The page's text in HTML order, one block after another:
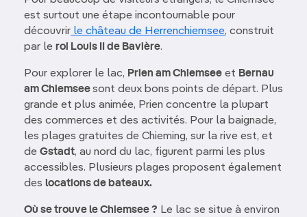
est surtout une étape incontournable pour
découvrir le château de Herrenchiemsee, construit
par le roi Louis II de Bavière.
Pour explorer le lac, Prien am Chiemsee et Bernau
am Chiemseesont deux bons points de départ. Plus
grande et plus animée, Prien concentre la plupart
des commerces et des activités. Pour la baignade,
les plages gratuites de Chieming, sur la rive est, et
de Gstadt, au nord du lac, figurent parmi les plus
accessibles. Plusieurs plages proposent également
des locations de bateaux.
Où se trouve le Chiemsee ? Le lac se situe à environ